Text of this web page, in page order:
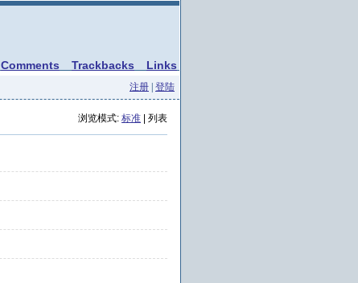
Comments Trackbacks Links
注册 登陆
浏览模式: 标准 | 列表